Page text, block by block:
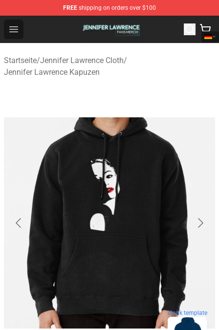
FREE shipping on orders over $100
Open menu
Jennifer Lawrence Shop - Official Jennifer Lawrence
Startseite/Jennifer Lawrence Cloth/
Jennifer Lawrence Kapuzen
blank template